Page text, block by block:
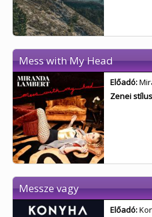
Mess with My Head
Előadó:
Zenei
Messze vagy
Előadó: